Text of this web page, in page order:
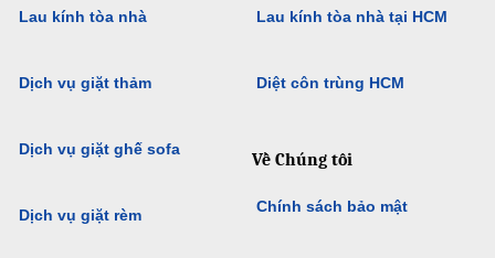
Lau kính tòa nhà
Dịch vụ giặt thảm
Dịch vụ giặt ghế sofa
Dịch vụ giặt rèm
Lau kính tòa nhà tại HCM
Diệt côn trùng HCM
Về Chúng tôi
Chính sách bảo mật